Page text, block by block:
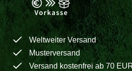
Weltweiter Versand
Musterversand
Versand kostenfrei ab 70